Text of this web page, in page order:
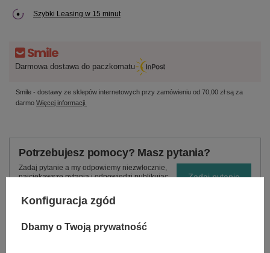
Szybki Leasing w 15 minut
Darmowa dostawa do paczkomatu
Smile - dostawy ze sklepów internetowych przy zamówieniu od 70,00 złsą za
darmo Więcej informacji.
Potrzebujesz pomocy? Masz pytania?
Zadaj pytanie a my odpowiemy niezwłocznie,
najciekawsze pytania i odpowiedzi publikując
Zadaj pytanie
Konfiguracja zgód
Dbamy o Twoją prywatność